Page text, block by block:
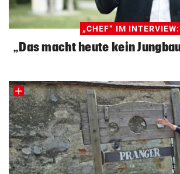
„CHEF“ IM INTERVIEW:
„Das macht heute kein